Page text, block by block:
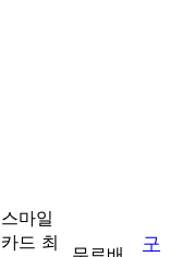
스마일
카드 최
구